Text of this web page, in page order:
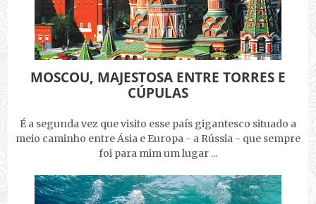
MOSCOU, MAJESTOSA ENTRE TORRES E
CÚPULAS
É a segunda vez que visito esse país gigantesco situado a
meio caminho entre Ásia e Europa - a Rússia - que sempre
foi para mim um lugar ...